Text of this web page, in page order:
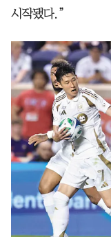
시작됐다.”